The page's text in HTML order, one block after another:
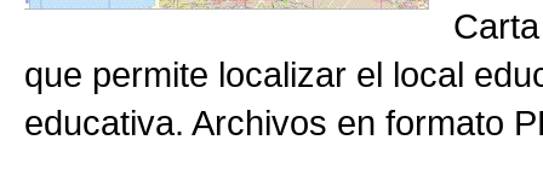
que permite localizar el local
educativa. Archivos en formato